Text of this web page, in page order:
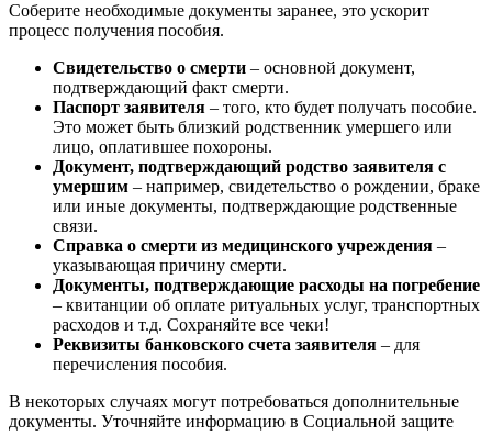
Соберите необходимые документы заранее, это ускорит
процесс получения пособия.
Свидетельство о смерти – основной документ,
подтверждающий факт смерти.
Паспорт заявителя – того, кто будет получать пособие.
Это может быть близкий родственник умершего или
лицо, оплатившее похороны.
Документ, подтверждающий родство заявителя с
умершим – например, свидетельство о рождении, браке
или иные документы, подтверждающие родственные
связи.
Справка о смерти из медицинского учреждения –
указывающая причину смерти.
Документы, подтверждающие расходы на погребение
– квитанции об оплате ритуальных услуг, транспортных
расходов и т.д. Сохраняйте все чеки!
Реквизиты банковского счета заявителя – для
перечисления пособия.
В некоторых случаях могут потребоваться дополнительные
документы. Уточняйте информацию в Социальной защите